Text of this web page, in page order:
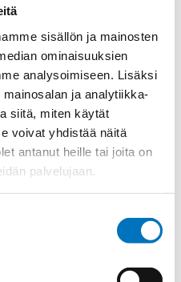
sisällön ja mainosten
ominaisuuksien
analysoimiseen. Lisäksi
ja analytiikka-
siitä, miten käytät
voivat yhdistää näitä
antanut heille tai joita on
palvelujaan.
,Mixo sarja ,Modulit
kulujen mukaan.
ILME S.p.A